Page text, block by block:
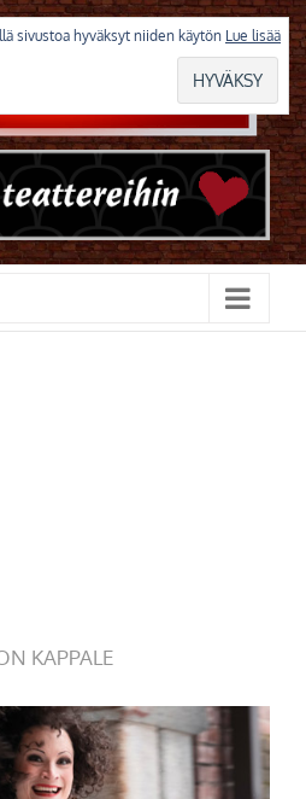
KAPPALE
sivustoa hyväksyt niiden käytön Lue lisää